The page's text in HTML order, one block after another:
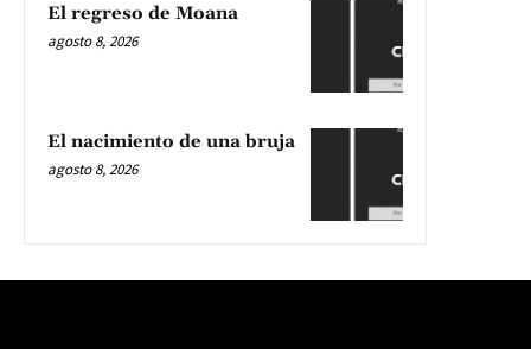
El regreso de Moana
agosto 8, 2026
El nacimiento de una bruja
agosto 8, 2026